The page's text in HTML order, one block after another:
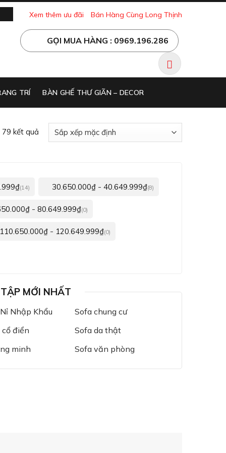
Xem thêm ưu đãi Bán Hàng Cùng Long Thịnh
GỌI MUA HÀNG : 0969.196.286
TRÍ BÀN GHẾ THƯ GIÃN – DECOR
kết quả
₫(14) 30.650.000₫ - 40.649.999₫(8)
₫ - 80.649.999₫(0)
110.650.000₫ - 120.649.999₫(0)
MỚI NHẤT
Nhập Khẩu
Sofa chung cư
điển
Sofa da thật
minh
Sofa văn phòng